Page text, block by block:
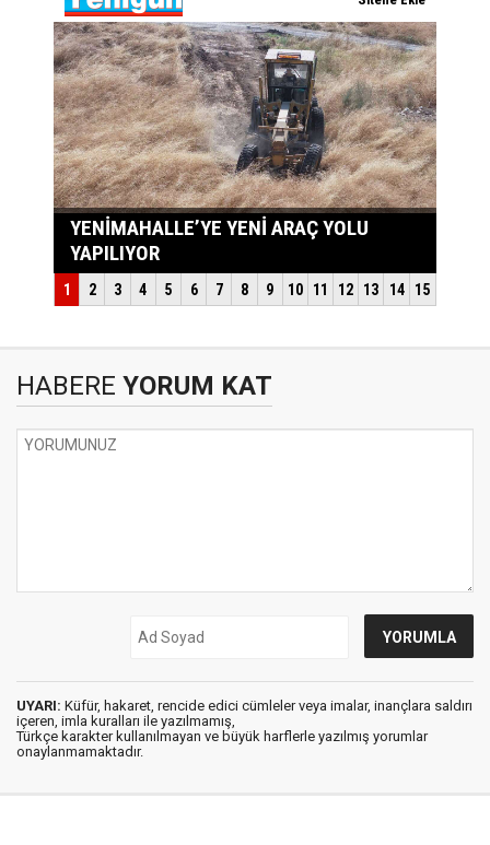
HABERE YORUM KAT
UYARI: Küfür, hakaret, rencide edici cümleler veya imalar, inançlara saldırı
içeren, imla kuralları ile yazılmamış,
Türkçe karakter kullanılmayan ve büyük harflerle yazılmış yorumlar
onaylanmamaktadır.